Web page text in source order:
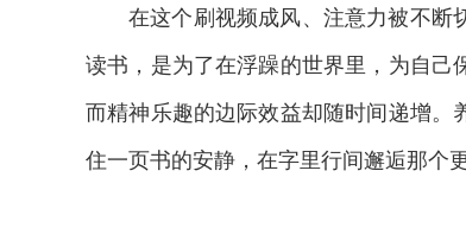
在这个刷视频成风、注意力被不断
读书，是为了在浮躁的世界里，为自己
而精神乐趣的边际效益却随时间递增。
住一页书的安静，在字里行间邂逅那个